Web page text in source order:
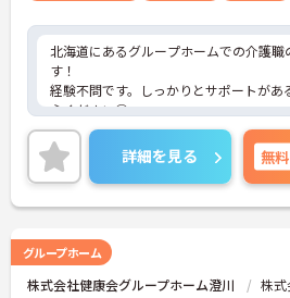
北海道にあるグループホームでの介護職
す！
経験不問です。しっかりとサポートがあ
心ください◎
残業も月5時間程度と少なめなので、プ
の時間を大切にできます☆
ご興味のある方には、面接対策ポイント
に詳細をお話しいたしますのでお気軽に
さい！
詳細を見る 無料
グループホーム
株式会社健康会グループホーム澄川 株式